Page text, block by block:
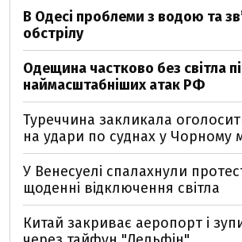
В Одесі проблеми з водою та
обстрілу
Одещина частково без світла
наймасштабніших атак РФ
Туреччина закликала
на удари по суднах у Чорному
У Венесуелі спалахнули
щоденні відключення світла
Китай закриває аеропорт і